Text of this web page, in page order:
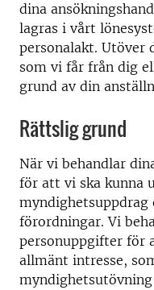
dina
lagras i vårt
personalakt. Utöver
som vi får från dig
grund av din
Rättslig grund
När vi behandlar
för att vi ska kunna
förordningar. Vi
personuppgifter för
allmänt intresse,